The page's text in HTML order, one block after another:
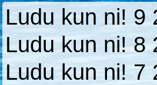
Ludu kun ni! 9
Ludu kun ni! 8
Ludu kun ni! 7